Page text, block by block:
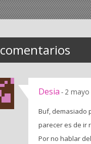
comentarios
Desia - 2
Buf, demasiado
parecer es de ir
Por no hablar